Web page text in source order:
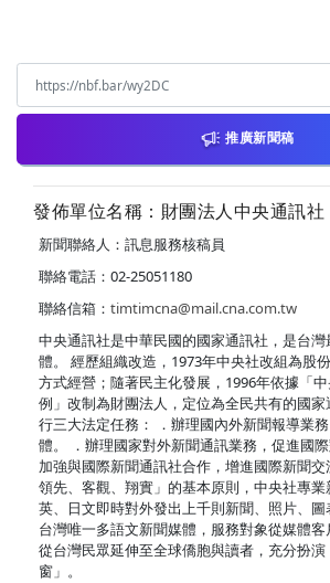
推廣新聞稿
發佈單位名稱：財團法人中央通訊社
新聞聯絡人：訊息服務核稿員
聯絡電話：02-25051180
聯絡信箱： timtimcna@mail.cna.com.tw
中央通訊社是中華民國的國家通訊社，是台
體。 經歷組織改造，1973年中央社改組為股
方式經營；隨著民主化發展，1996年依據「
例」改制為財團法人，定位為全民共有的國
行三大法定任務： ．辦理國內外新聞報導業
體。 ．辦理國家對外新聞通訊業務，促進國
加強與國際新聞通訊社合作，增進國際新聞交
領先、客觀、翔實」的基本原則，中央社專業
英、日文即時對外發出上千則新聞、照片、
台灣唯一多語文新聞媒體，服務對象從媒體客
從台灣民眾延伸至全球僑胞與讀者，充分扮
窗」。